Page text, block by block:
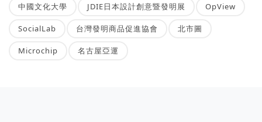
中國文化大學 JDIE日本設計創意暨發明展 OpView
SocialLab 台灣發明商品促進協會 北市圖
Microchip 名古屋亞運